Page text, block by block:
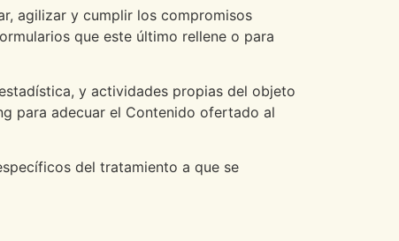
agilizar y cumplir los compromisos
que este último rellene o para
y actividades propias del objeto
para adecuar el Contenido ofertado al
del tratamiento a que se